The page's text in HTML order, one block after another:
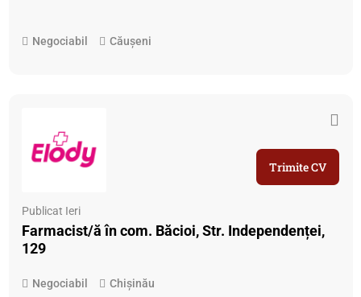
Negociabil Căușeni
Publicat Ieri
Farmacist/ă în com. Băcioi, Str. Independenței,
129
Negociabil Chișinău
Trimite CV